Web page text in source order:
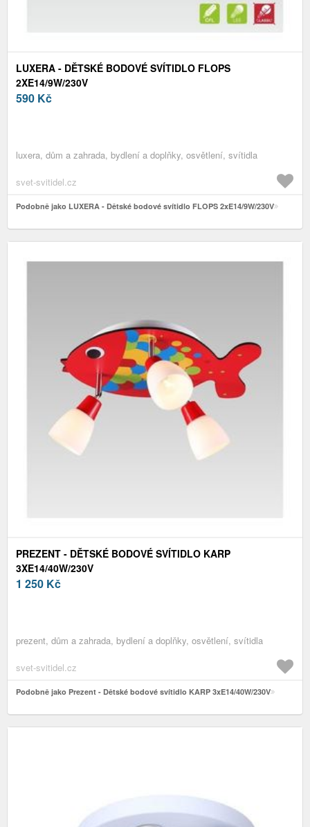
LUXERA - DĚTSKÉ BODOVÉ SVÍTIDLO FLOPS
2XE14/9W/230V
590 Kč
luxera, dům a zahrada, bydlení a doplňky, osvětlení, svítidla
svet-svitidel.cz
Podobně jako LUXERA - Dětské bodové svítidlo FLOPS 2xE14/9W/230V
PREZENT - DĚTSKÉ BODOVÉ SVÍTIDLO KARP
3XE14/40W/230V
1 250 Kč
prezent, dům a zahrada, bydlení a doplňky, osvětlení, svítidla
svet-svitidel.cz
Podobně jako Prezent - Dětské bodové svítidlo KARP 3xE14/40W/230V